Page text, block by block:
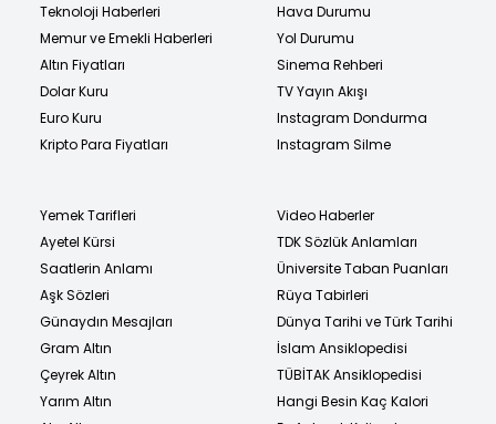
Teknoloji Haberleri
Memur ve Emekli Haberleri
Altın Fiyatları
Dolar Kuru
Euro Kuru
Kripto Para Fiyatları
Hava Durumu
Yol Durumu
Sinema Rehberi
TV Yayın Akışı
Instagram Dondurma
Instagram Silme
Yemek Tarifleri
Ayetel Kürsi
Saatlerin Anlamı
Aşk Sözleri
Günaydın Mesajları
Gram Altın
Çeyrek Altın
Yarım Altın
Video Haberler
TDK Sözlük Anlamları
Üniversite Taban Puanları
Rüya Tabirleri
Dünya Tarihi ve Türk Tarihi
İslam Ansiklopedisi
TÜBİTAK Ansiklopedisi
Hangi Besin Kaç Kalori